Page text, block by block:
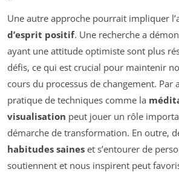
Une autre approche pourrait impliquer
d’esprit positif. Une recherche a
ayant une attitude optimiste sont plus
défis, ce qui est crucial pour maintenir
cours du processus de changement. Par
pratique de techniques comme la
visualisation peut jouer un rôle
démarche de transformation. En outre,
habitudes saines et s’entourer de
soutiennent et nous inspirent peut